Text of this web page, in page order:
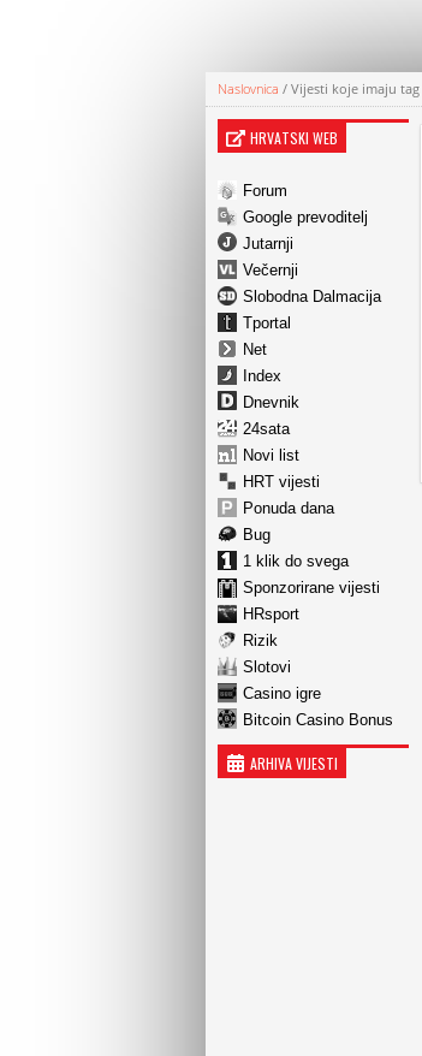
Naslovnica / Vijesti koje imaju tag
HRVATSKI WEB
Forum
Google prevoditelj
Jutarnji
Večernji
Slobodna Dalmacija
Tportal
Net
Index
Dnevnik
24sata
Novi list
HRT vijesti
Ponuda dana
Bug
1 klik do svega
Sponzorirane vijesti
HRsport
Rizik
Slotovi
Casino igre
Bitcoin Casino Bonus
ARHIVA VIJESTI